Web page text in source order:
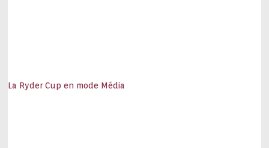
La Ryder Cup en mode Média